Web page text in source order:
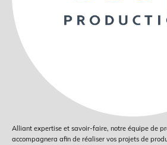
Alliant expertise et savoir-faire, notre équipe de
accompagnera afin de réaliser vos projets de